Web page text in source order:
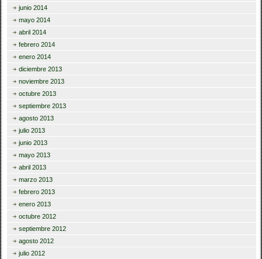
junio 2014
mayo 2014
abril 2014
febrero 2014
enero 2014
diciembre 2013
noviembre 2013
octubre 2013
septiembre 2013
agosto 2013
julio 2013
junio 2013
mayo 2013
abril 2013
marzo 2013
febrero 2013
enero 2013
octubre 2012
septiembre 2012
agosto 2012
julio 2012